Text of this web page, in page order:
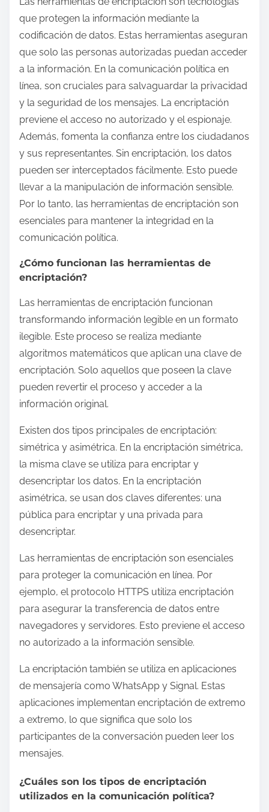
que protegen la información mediante la
codificación de datos. Estas herramientas aseguran
que solo las personas autorizadas puedan acceder
a la información. En la comunicación política en
línea, son cruciales para salvaguardar la privacidad
y la seguridad de los mensajes. La encriptación
previene el acceso no autorizado y el espionaje.
Además, fomenta la confianza entre los ciudadanos
y sus representantes. Sin encriptación, los datos
pueden ser interceptados fácilmente. Esto puede
llevar a la manipulación de información sensible.
Por lo tanto, las herramientas de encriptación son
esenciales para mantener la integridad en la
comunicación política.
¿Cómo funcionan las herramientas de
encriptación?
Las herramientas de encriptación funcionan
transformando información legible en un formato
ilegible. Este proceso se realiza mediante
algoritmos matemáticos que aplican una clave de
encriptación. Solo aquellos que poseen la clave
pueden revertir el proceso y acceder a la
información original.
Existen dos tipos principales de encriptación:
simétrica y asimétrica. En la encriptación simétrica,
la misma clave se utiliza para encriptar y
desencriptar los datos. En la encriptación
asimétrica, se usan dos claves diferentes: una
pública para encriptar y una privada para
desencriptar.
Las herramientas de encriptación son esenciales
para proteger la comunicación en línea. Por
ejemplo, el protocolo HTTPS utiliza encriptación
para asegurar la transferencia de datos entre
navegadores y servidores. Esto previene el acceso
no autorizado a la información sensible.
La encriptación también se utiliza en aplicaciones
de mensajería como WhatsApp y Signal. Estas
aplicaciones implementan encriptación de extremo
a extremo, lo que significa que solo los
participantes de la conversación pueden leer los
mensajes.
¿Cuáles son los tipos de encriptación
utilizados en la comunicación política?